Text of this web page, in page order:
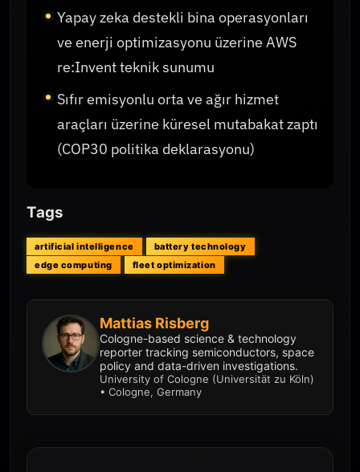
Yapay zeka destekli bina operasyonları
ve enerji optimizasyonu üzerine AWS
re:Invent teknik sunumu
Sıfır emisyonlu orta ve ağır hizmet
araçları üzerine küresel mutabakat zaptı
(COP30 politika deklarasyonu)
Tags
artificial intelligence
battery technology
edge computing
fleet optimization
Mattias Risberg
Cologne-based science & technology
reporter tracking semiconductors, space
policy and data-driven investigations.
University of Cologne (Universität zu Köln)
• Cologne, Germany